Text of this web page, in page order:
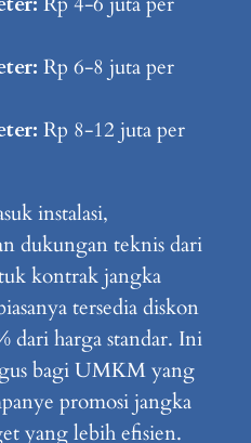
Rp 6-8 juta per
Rp 8-12 juta per
instalasi,
dukungan teknis dari
kontrak jangka
tersedia diskon
dari harga standar. Ini
bagi UMKM yang
promosi jangka
yang lebih efisien.